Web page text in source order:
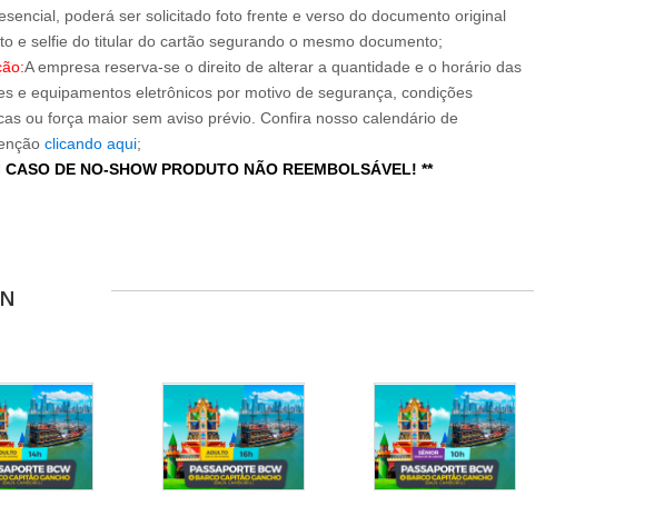
poderá ser solicitado foto frente e verso do documento original
e selfie do titular do cartão segurando o mesmo documento;
A empresa reserva-se o direito de alterar a quantidade e o horário das
e equipamentos eletrônicos por motivo de segurança, condições
ou força maior sem aviso prévio. Confira nosso calendário de
clicando aqui;
CASO DE NO-SHOW PRODUTO NÃO REEMBOLSÁVEL! **